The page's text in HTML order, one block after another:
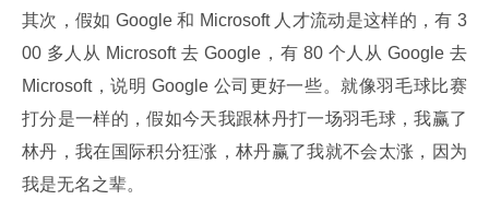
其次，假如 Google 和 Microsoft 人才流动是这样的，有 3
00 多人从 Microsoft 去 Google，有 80 个人从 Google 去
Microsoft，说明 Google 公司更好一些。就像羽毛球比赛
打分是一样的，假如今天我跟林丹打一场羽毛球，我赢了
林丹，我在国际积分狂涨，林丹赢了我就不会太涨，因为
我是无名之辈。